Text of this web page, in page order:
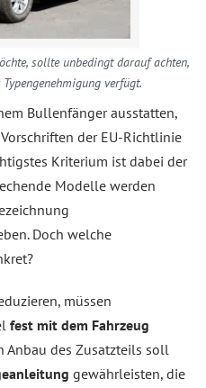
sollte unbedingt darauf achten,
verfügt.
Bullenfänger ausstatten,
der EU-Richtlinie
Kriterium ist dabei der
Modelle werden
Doch welche
müssen
fest mit dem Fahrzeug
Anbau des Zusatzteils soll
gewährleisten, die